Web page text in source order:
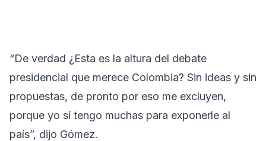
“De verdad ¿Esta es la altura del debate
presidencial que merece Colombia? Sin ideas y sin
propuestas, de pronto por eso me excluyen,
porque yo sí tengo muchas para exponerle al
país”, dijo Gómez.